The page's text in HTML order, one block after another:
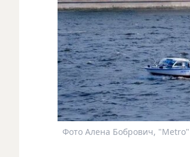
Фото Алена Бобрович, "Metro"